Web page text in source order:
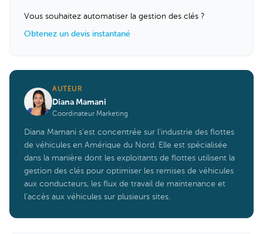
Vous souhaitez automatiser la gestion des clés ?
Obtenez un devis instantané
AUTEUR
Diana Mamani
Coordinateur Marketing
Diana Mamani s'est concentrée sur l'industrie des flottes
de véhicules en Amérique du Nord. Elle est spécialisée
dans la manière dont les exploitants de flottes utilisent la
gestion des clés pour optimiser les remises de véhicules
aux conducteurs, les flux de travail de maintenance et
l'accès aux véhicules sur plusieurs sites.